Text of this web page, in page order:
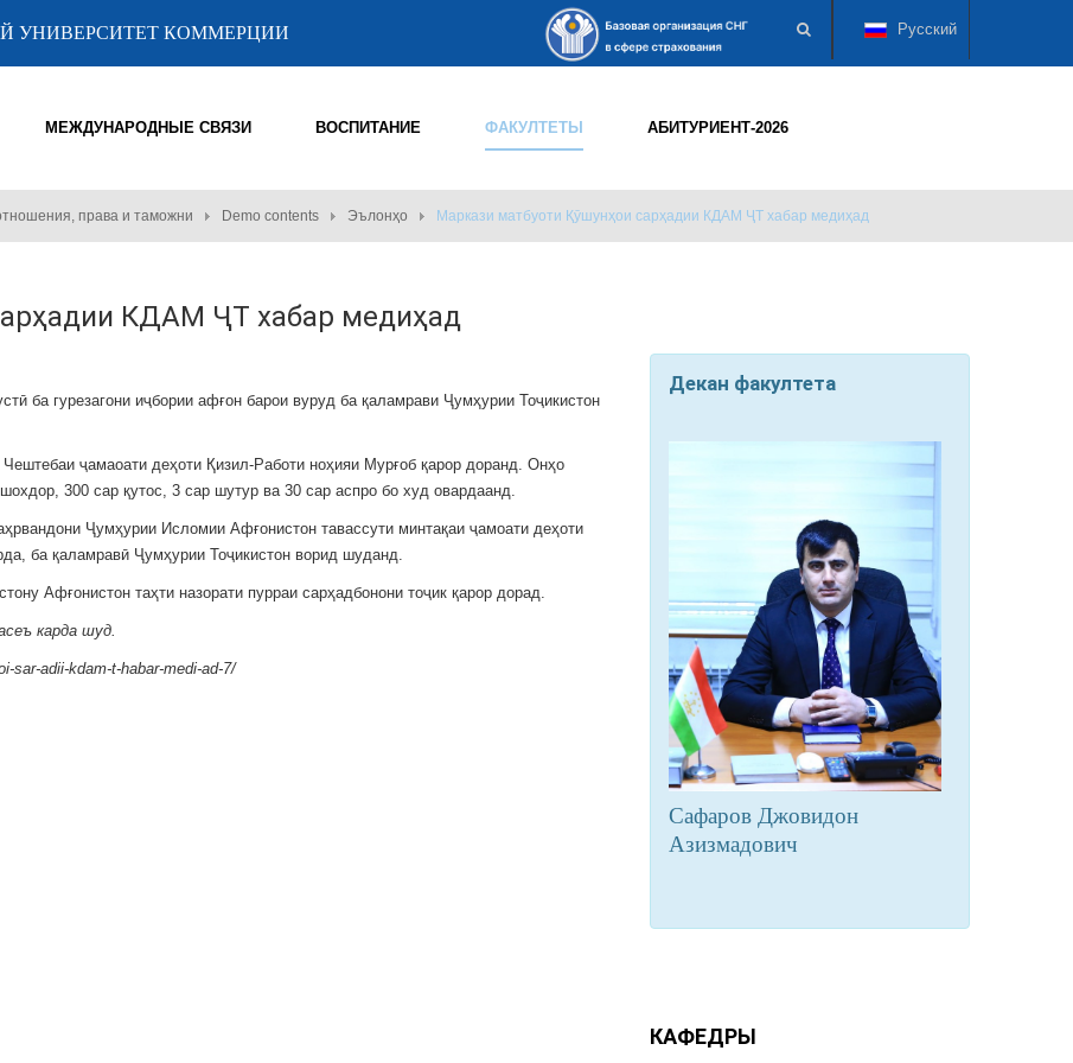
УНИВЕРСИТЕТ КОММЕРЦИИ Русский
МЕЖДУНАРОДНЫЕ СВЯЗИ ВОСПИТАНИЕ ФАКУЛТЕТЫ АБИТУРИЕНТ-2026
права и таможни Demo contents Эълонҳо Маркази матбуоти Қӯшунҳои сарҳадии КДАМ ҶТ хабар медиҳад
КДАМ ҶТ хабар медиҳад
ба гурезагони иҷбории афғон барои вуруд ба қаламрави Ҷумҳурии Тоҷикистон
ҷамаоати деҳоти Қизил-Работи ноҳияи Мурғоб қарор доранд. Онҳо
300 сар қутос, 3 сар шутур ва 30 сар аспро бо худ овардаанд.
Ҷумҳурии Исломии Афғонистон тавассути минтақаи ҷамоати деҳоти
ба қаламравӣ Ҷумҳурии Тоҷикистон ворид шуданд.
Афғонистон таҳти назорати пурраи сарҳадбонони тоҷик қарор дорад.
карда шуд.
sar-adii-kdam-t-habar-medi-ad-7/
Декан факултета
Сафаров Джовидон
Азизмадович
КАФЕДРЫ